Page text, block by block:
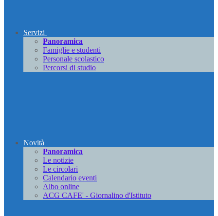
Servizi
Panoramica
Famiglie e studenti
Personale scolastico
Percorsi di studio
Novità
Panoramica
Le notizie
Le circolari
Calendario eventi
Albo online
ACG CAFE' - Giornalino d'Istituto